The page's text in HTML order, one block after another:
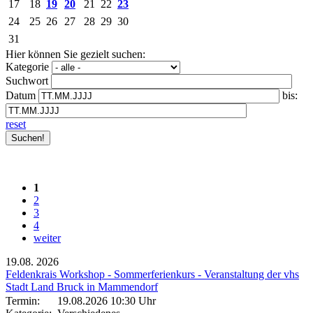
17 18 19 20 21 22 23
24
25 26 27 28 29 30
31
Hier können Sie gezielt suchen:
Kategorie
Suchwort
Datum
bis:
reset
1
2
3
4
weiter
19.08. 2026
Feldenkrais Workshop - Sommerferienkurs - Veranstaltung der vhs
Stadt Land Bruck in Mammendorf
Termin:
19.08.2026 10:30 Uhr